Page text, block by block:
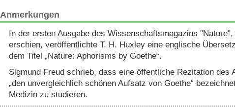
Anmerkungen
In der ersten Ausgabe des Wissenschaftsmagazins
erschien, veröffentlichte T. H. Huxley eine englische
dem Titel „Nature: Aphorisms by Goethe“.
Sigmund Freud schrieb, dass eine öffentliche Rezitation des
„den unvergleichlich schönen Aufsatz von Goethe“
Medizin zu studieren.